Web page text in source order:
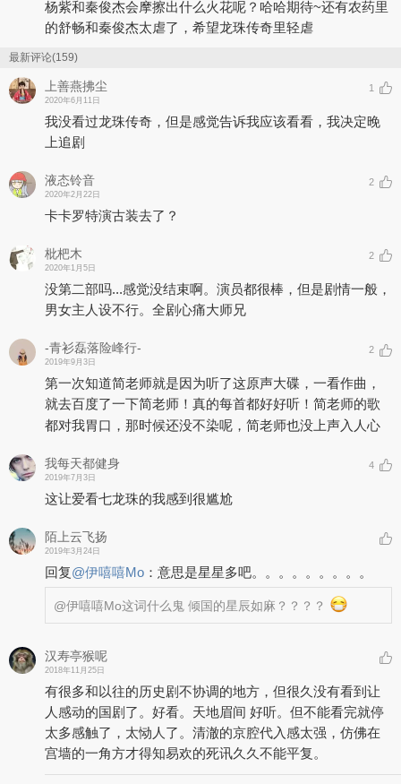
杨紫和秦俊杰会摩擦出什么火花呢？哈哈期待~还有农药里
的舒畅和秦俊杰太虐了，希望龙珠传奇里轻虐
最新评论(159)
上善燕拂尘
2020年6月11日
1
我没看过龙珠传奇，但是感觉告诉我应该看看，我决定晚
上追剧
液态铃音
2020年2月22日
2
卡卡罗特演古装去了？
枇杷木
2020年1月5日
2
没第二部吗...感觉没结束啊。演员都很棒，但是剧情一般，
男女主人设不行。全剧心痛大师兄
-青衫磊落险峰行-
2019年9月3日
2
第一次知道简老师就是因为听了这原声大碟，一看作曲，
就去百度了一下简老师！真的每首都好好听！简老师的歌
都对我胃口，那时候还没不染呢，简老师也没上声入人心
我每天都健身
2019年7月3日
4
这让爱看七龙珠的我感到很尴尬
陌上云飞扬
2019年3月24日
回复@伊嘻嘻Mo ： 意思是星星多吧。。。。。。。。。
@伊嘻嘻Mo这词什么鬼 倾国的星辰如麻？？？？
汉寿亭猴呢
2018年11月25日
有很多和以往的历史剧不协调的地方，但很久没有看到让
人感动的国剧了。好看。天地眉间 好听。但不能看完就停
太多感触了，太恸人了。清澈的京腔代入感太强，仿佛在
宫墙的一角方才得知易欢的死讯久久不能平复。